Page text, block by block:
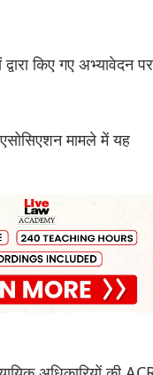
किए गए अभ्यावेदन पर
मामले में यह